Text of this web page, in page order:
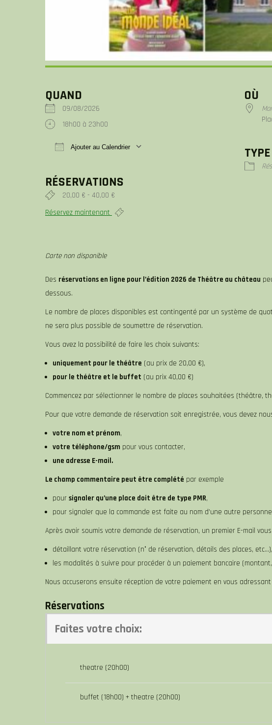
QUAND
09/08/2026
18h00 à 23h00
Ajouter au Calendrier
RÉSERVATIONS
20,00 € - 40,00 €
Réservez maintenant
OÙ
Carte non disponible
Des réservations en ligne pour l’édition 2026 de Théâtre au château
dessous.
Le nombre de places disponibles est contingenté par un système de
ne sera plus possible de soumettre de réservation.
Vous avez la possibilité de faire les choix suivants:
uniquement pour le théâtre (au prix de 20,00 €),
pour le théâtre et le buffet (au prix 40,00 €)
Commencez par sélectionner le nombre de places souhaitées (théâtre,
Pour que votre demande de réservation soit enregistrée, vous devez
votre nom et prénom,
votre téléphone/gsm pour vous contacter,
une adresse E-mail.
Le champ commentaire peut être complété par exemple
pour signaler qu’une place doit être de type PMR,
pour signaler que la commande est faite au nom d’une autre personne
Après avoir soumis votre demande de réservation, un premier E-mail
détaillant votre réservation (n° de réservation, détails des places, etc…),
les modalités à suivre pour procéder à un paiement bancaire
Nous accuserons ensuite réception de votre paiement en vous
Réservations
Faites votre choix:
theatre (20h00)
buffet (18h00) + theatre (20h00)